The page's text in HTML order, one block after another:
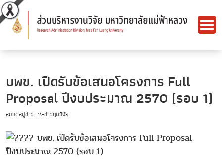
บพข. เปิดรับข้อเสนอโครงการ Full
Proposal ปีงบประมาณ 2570 (รอบ 1)
หมวดหมู่ข่าว: rs-ข่าวทุนวิจัย
บพข. เปิดรับข้อเสนอโครงการ Full Proposal
ปีงบประมาณ 2570 (รอบ 1)